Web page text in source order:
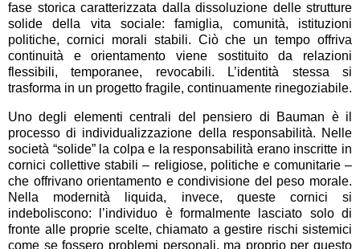
fase storica caratterizzata dalla dissoluzione delle strutture
solide della vita sociale: famiglia, comunità, istituzioni
politiche, cornici morali stabili. Ciò che un tempo offriva
continuità e orientamento viene sostituito da relazioni
flessibili, temporanee, revocabili. L’identità stessa si
trasforma in un progetto fragile, continuamente rinegoziabile.
Uno degli elementi centrali del pensiero di Bauman è il
processo di individualizzazione della responsabilità. Nelle
società “solide” la colpa e la responsabilità erano inscritte in
cornici collettive stabili – religiose, politiche e comunitarie –
che offrivano orientamento e condivisione del peso morale.
Nella modernità liquida, invece, queste cornici si
indeboliscono: l’individuo è formalmente lasciato solo di
fronte alle proprie scelte, chiamato a gestire rischi sistemici
come se fossero problemi personali, ma proprio per questo